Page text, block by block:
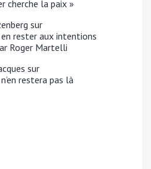
cherche la paix »
sur
en rester aux intentions
Roger Martelli
sur
restera pas là